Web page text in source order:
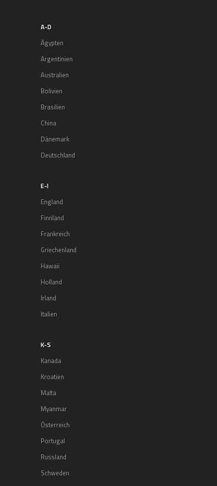
A-D
Ägypten
Argentinien
Australien
Bolivien
Brasilien
China
Dänemark
Deutschland
E-I
England
Finnland
Frankreich
Griechenland
Hawaii
Holland
Irland
Italien
K-S
Kanada
Kroatien
Malta
Myanmar
Österreich
Portugal
Russland
Schweden